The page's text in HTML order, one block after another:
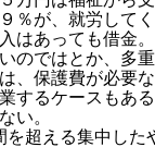
％が、就労して
あっても借金
のではとか、多
、保護費が必要
するケースもあ
い。
超える集中し